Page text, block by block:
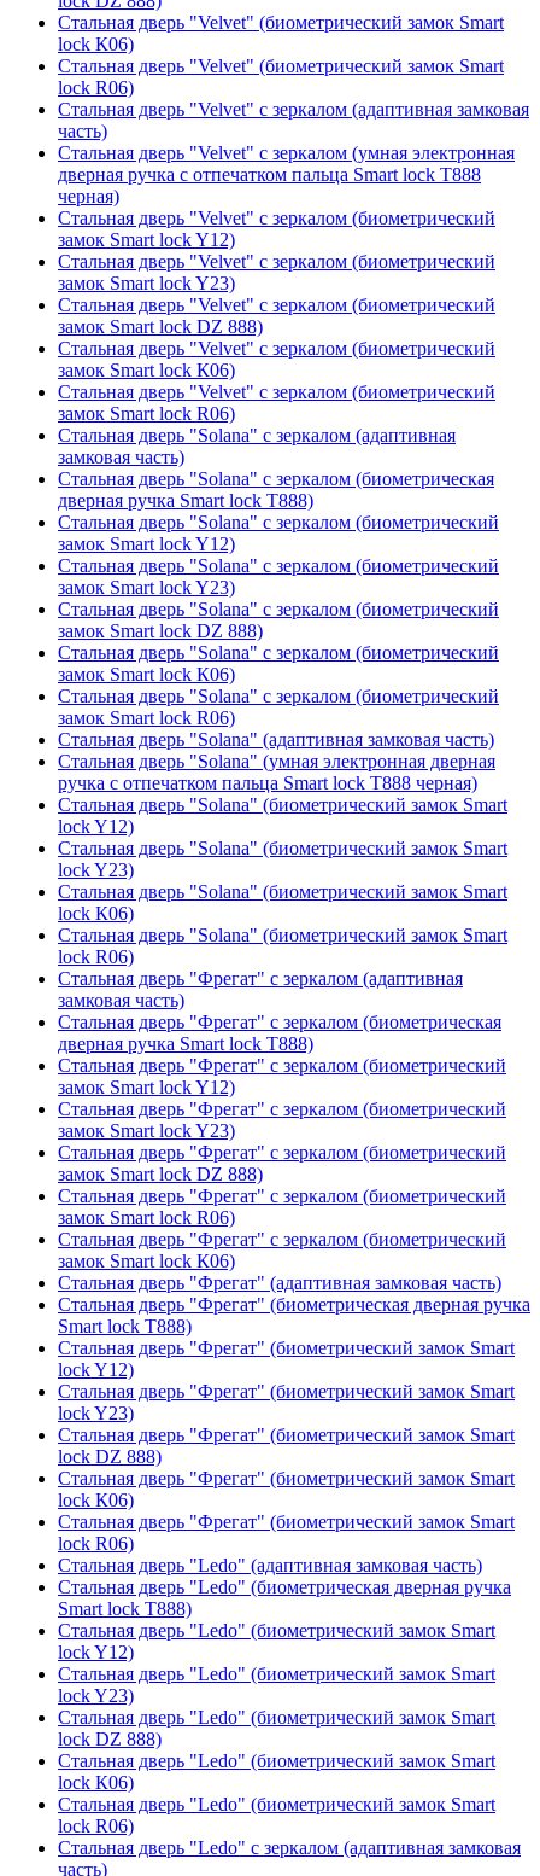
Стальная дверь "Velvet" (биометрический замок Smart
lock К06)
Стальная дверь "Velvet" (биометрический замок Smart
lock R06)
Стальная дверь "Velvet" с зеркалом (адаптивная замковая
часть)
Стальная дверь "Velvet" с зеркалом (умная электронная
дверная ручка с отпечатком пальца Smart lock T888
черная)
Стальная дверь "Velvet" с зеркалом (биометрический
замок Smart lock Y12)
Стальная дверь "Velvet" с зеркалом (биометрический
замок Smart lock Y23)
Стальная дверь "Velvet" с зеркалом (биометрический
замок Smart lock DZ 888)
Стальная дверь "Velvet" с зеркалом (биометрический
замок Smart lock К06)
Стальная дверь "Velvet" с зеркалом (биометрический
замок Smart lock R06)
Стальная дверь "Solana" с зеркалом (адаптивная
замковая часть)
Стальная дверь "Solana" с зеркалом (биометрическая
дверная ручка Smart lock T888)
Стальная дверь "Solana" с зеркалом (биометрический
замок Smart lock Y12)
Стальная дверь "Solana" с зеркалом (биометрический
замок Smart lock Y23)
Стальная дверь "Solana" с зеркалом (биометрический
замок Smart lock DZ 888)
Стальная дверь "Solana" с зеркалом (биометрический
замок Smart lock К06)
Стальная дверь "Solana" с зеркалом (биометрический
замок Smart lock R06)
Стальная дверь "Solana" (адаптивная замковая часть)
Стальная дверь "Solana" (умная электронная дверная
ручка с отпечатком пальца Smart lock T888 черная)
Стальная дверь "Solana" (биометрический замок Smart
lock Y12)
Стальная дверь "Solana" (биометрический замок Smart
lock Y23)
Стальная дверь "Solana" (биометрический замок Smart
lock К06)
Стальная дверь "Solana" (биометрический замок Smart
lock R06)
Стальная дверь "Фрегат" с зеркалом (адаптивная
замковая часть)
Стальная дверь "Фрегат" с зеркалом (биометрическая
дверная ручка Smart lock T888)
Стальная дверь "Фрегат" с зеркалом (биометрический
замок Smart lock Y12)
Стальная дверь "Фрегат" с зеркалом (биометрический
замок Smart lock Y23)
Стальная дверь "Фрегат" с зеркалом (биометрический
замок Smart lock DZ 888)
Стальная дверь "Фрегат" с зеркалом (биометрический
замок Smart lock R06)
Стальная дверь "Фрегат" с зеркалом (биометрический
замок Smart lock К06)
Стальная дверь "Фрегат" (адаптивная замковая часть)
Стальная дверь "Фрегат" (биометрическая дверная ручка
Smart lock T888)
Стальная дверь "Фрегат" (биометрический замок Smart
lock Y12)
Стальная дверь "Фрегат" (биометрический замок Smart
lock Y23)
Стальная дверь "Фрегат" (биометрический замок Smart
lock DZ 888)
Стальная дверь "Фрегат" (биометрический замок Smart
lock К06)
Стальная дверь "Фрегат" (биометрический замок Smart
lock R06)
Стальная дверь "Ledo" (адаптивная замковая часть)
Стальная дверь "Ledo" (биометрическая дверная ручка
Smart lock T888)
Стальная дверь "Ledo" (биометрический замок Smart
lock Y12)
Стальная дверь "Ledo" (биометрический замок Smart
lock Y23)
Стальная дверь "Ledo" (биометрический замок Smart
lock DZ 888)
Стальная дверь "Ledo" (биометрический замок Smart
lock К06)
Стальная дверь "Ledo" (биометрический замок Smart
lock R06)
Стальная дверь "Ledo" с зеркалом (адаптивная замковая
часть)